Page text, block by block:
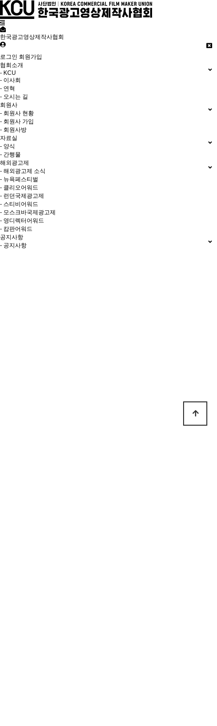
한국광고영상제작사협회
로그인 회원가입
협회소개
- KCU
- 이사회
- 연혁
- 오시는 길
회원사
- 회원사 현황
- 회원사 가입
- 회원사방
자료실
- 양식
- 간행물
해외광고제
- 해외광고제 소식
- 뉴욕페스티벌
- 클리오어워드
- 런던국제광고제
- 스티비어워드
- 모스크바국제광고제
- 영디렉터어워드
- 캄판어워드
공지사항
- 공지사항